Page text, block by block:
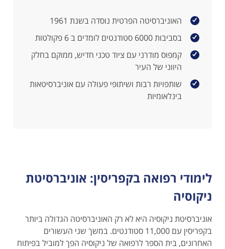
האוניברסיטה הפרטית נוסדה בשנת 1961
בסביבות 6000 סטודנטים לומדים ב 6 פקולטות
קמפוס מודרני עם ציוד טכני חדיש, ממוקם בחלק
היווני של העיר
שותפויות רבות ושיתופי פעולה עם אוניברסיטאות
בינלאומיות
לימודי רפואה בקפריסין: אוניברסיטת
ניקוסיה
אוניברסיטת ניקוסיה היא לא רק האוניברסיטה הגדולה ביותר
בקפריסין עם 11,000 סטודנטים. במשך שני העשורים
האחרונים, בית הספר לרפואה של ניקוסיה הפך למוביל בפיתוח